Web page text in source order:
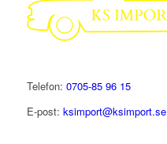
Telefon: 0705-85 96 15
E-post: ksimport@ksimport.se